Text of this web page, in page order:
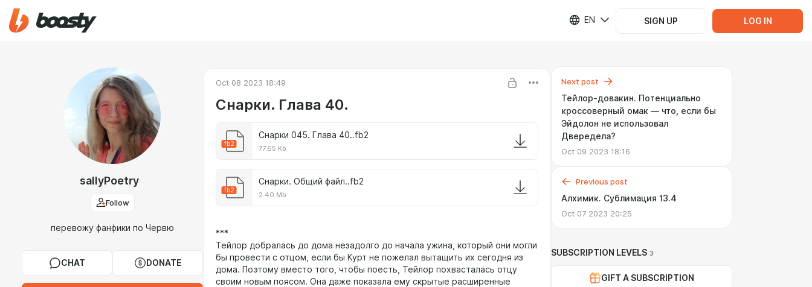
EN SIGN UP LOG IN
sallyPoetry
Follow
перевожу фанфики по Червю
CHAT DONATE
Oct 08 2023 18:49
Снарки. Глава 40.
fb2
Снарки 045. Глава 40..fb2
77.65 Kb
fb2
Снарки. Общий файл..fb2
2.40 Mb
***
Тейлор добралась до дома незадолго до начала ужина, который они могли
бы провести с отцом, если бы Курт не пожелал вытащить их сегодня из
дома. Поэтому вместо того, чтобы поесть, Тейлор похвасталась отцу
своим новым поясом. Она даже показала ему скрытые расширенные
Next post
Тейлор-довакин. Потенциально
кроссоверный омак — что, если бы
Эйдолон не использовал
Двередела?
Oct 09 2023 18:16
Previous post
Алхимик. Сублимация 13.4
Oct 07 2023 20:25
SUBSCRIPTION LEVELS 3
GIFT A SUBSCRIPTION